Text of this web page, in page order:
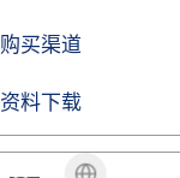
购买渠道
资料下载
品牌视角